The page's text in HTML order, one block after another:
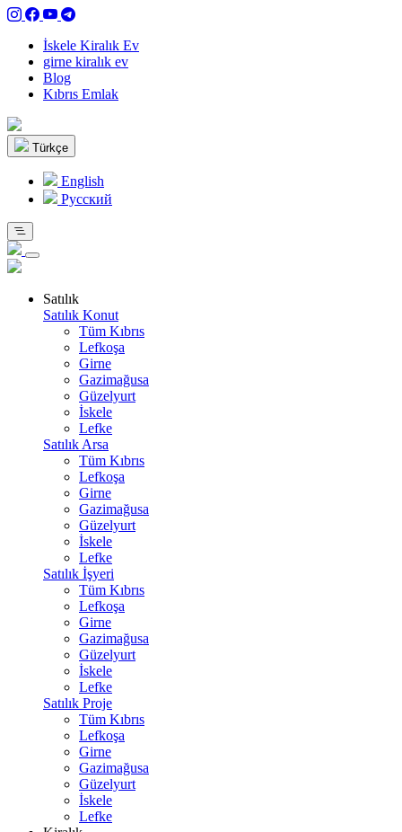
İskele Kiralık Ev
girne kiralık ev
Blog
Kıbrıs Emlak
Türkçe
English
Pусский
Satılık
Satılık Konut
Tüm Kıbrıs
Lefkoşa
Girne
Gazimağusa
Güzelyurt
İskele
Lefke
Satılık Arsa
Tüm Kıbrıs
Lefkoşa
Girne
Gazimağusa
Güzelyurt
İskele
Lefke
Satılık İşyeri
Tüm Kıbrıs
Lefkoşa
Girne
Gazimağusa
Güzelyurt
İskele
Lefke
Satılık Proje
Tüm Kıbrıs
Lefkoşa
Girne
Gazimağusa
Güzelyurt
İskele
Lefke